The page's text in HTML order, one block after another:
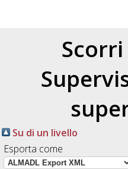
Su di un livello
Esporta come